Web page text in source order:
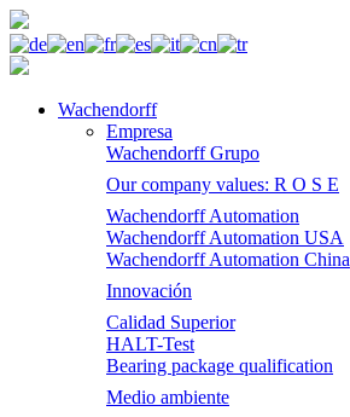
Wachendorff
Empresa
Wachendorff Grupo
Our company values: R O S E
Wachendorff Automation
Wachendorff Automation USA
Wachendorff Automation China
Innovación
Calidad Superior
HALT-Test
Bearing package qualification
Medio ambiente